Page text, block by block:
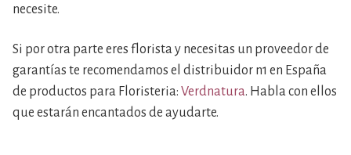
necesite.
Si por otra parte eres florista y necesitas un proveedor de
garantías te recomendamos el distribuidor n1 en España
de productos para Floristeria: Verdnatura. Habla con ellos
que estarán encantados de ayudarte.